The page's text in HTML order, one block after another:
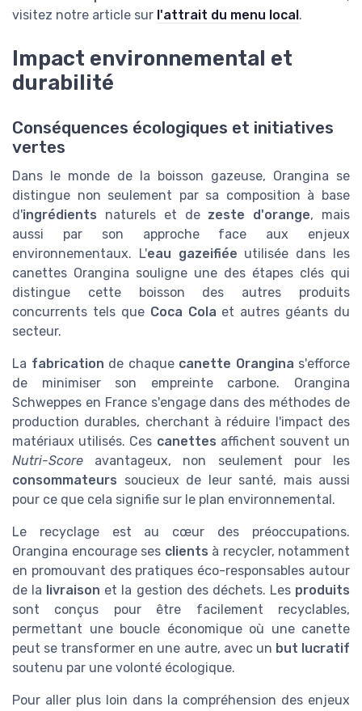
visitez notre article sur l'attrait du menu local.
Impact environnemental et
durabilité
Conséquences écologiques et initiatives
vertes
Dans le monde de la boisson gazeuse, Orangina se
distingue non seulement par sa composition à base
d'ingrédients naturels et de zeste d'orange, mais
aussi par son approche face aux enjeux
environnementaux. L'eau gazeifiée utilisée dans les
canettes Orangina souligne une des étapes clés qui
distingue cette boisson des autres produits
concurrents tels que Coca Cola et autres géants du
secteur.
La fabrication de chaque canette Orangina s'efforce
de minimiser son empreinte carbone. Orangina
Schweppes en France s'engage dans des méthodes de
production durables, cherchant à réduire l'impact des
matériaux utilisés. Ces canettes affichent souvent un
Nutri-Score avantageux, non seulement pour les
consommateurs soucieux de leur santé, mais aussi
pour ce que cela signifie sur le plan environnemental.
Le recyclage est au cœur des préoccupations.
Orangina encourage ses clients à recycler, notamment
en promouvant des pratiques éco-responsables autour
de la livraison et la gestion des déchets. Les produits
sont conçus pour être facilement recyclables,
permettant une boucle économique où une canette
peut se transformer en une autre, avec un but lucratif
soutenu par une volonté écologique.
Pour aller plus loin dans la compréhension des enjeux